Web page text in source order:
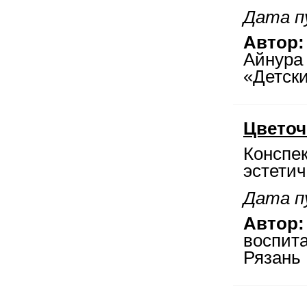
Дата
Автор:
Дата
Автор:
Рязань